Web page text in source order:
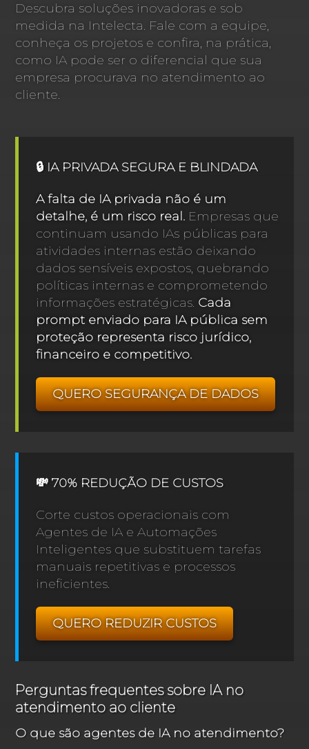
Descubra soluções inovadoras e sob
medida na Intelecta. Fale com a equipe,
conheça os projetos e confira, na prática,
como IA pode ser o diferencial que sua
empresa procurava no atendimento ao
cliente.
🔒 IA PRIVADA SEGURA E BLINDADA
A falta de IA privada não é um
detalhe, é um risco real. Empresas que
continuam usando IAs públicas para
atividades internas estão deixando
dados sensíveis expostos, quebrando
políticas internas e comprometendo
informações estratégicas. Cada
prompt enviado para IA pública sem
proteção representa risco jurídico,
financeiro e competitivo.
QUERO SEGURANÇA DE DADOS
💸 70% REDUÇÃO DE CUSTOS
Corte custos operacionais com
Agentes de IA e Automações
Inteligentes que substituem tarefas
manuais repetitivas e processos
ineficientes.
QUERO REDUZIR CUSTOS
Perguntas frequentes sobre IA no
atendimento ao cliente
O que são agentes de IA no atendimento?